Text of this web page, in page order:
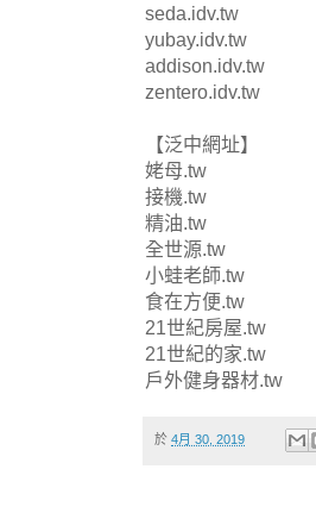
seda.idv.tw
yubay.idv.tw
addison.idv.tw
zentero.idv.tw
【泛中網址】
姥母.tw
接機.tw
精油.tw
全世源.tw
小蛙老師.tw
食在方便.tw
21世紀房屋.tw
21世紀的家.tw
戶外健身器材.tw
於 4月 30, 2019